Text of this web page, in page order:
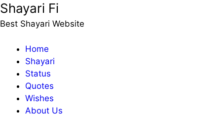
Shayari Fi
Best Shayari Website
Home
Shayari
Status
Quotes
Wishes
About Us